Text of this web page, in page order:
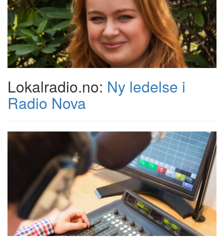
Lokalradio.no: Ny ledelse i
Radio Nova